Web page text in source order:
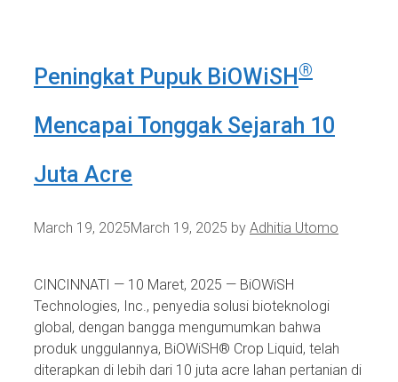
Peningkat Pupuk BiOWiSH ®
Mencapai Tonggak Sejarah 10
Juta Acre
March 19, 2025March 19, 2025 by Adhitia Utomo
CINCINNATI — 10 Maret, 2025 — BiOWiSH
Technologies, Inc., penyedia solusi bioteknologi
global, dengan bangga mengumumkan bahwa
produk unggulannya, BiOWiSH® Crop Liquid, telah
diterapkan di lebih dari 10 juta acre lahan pertanian di